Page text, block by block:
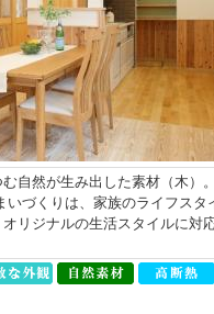
自然が生み出した素材（木）
づくりは、家族のライフスタ
リジナルの生活スタイルに対